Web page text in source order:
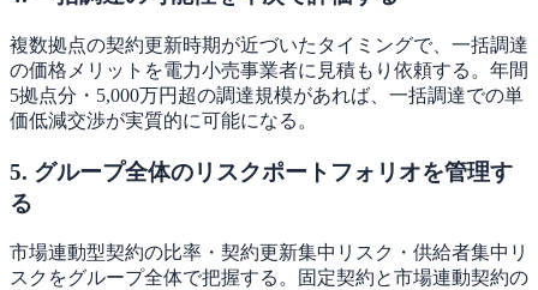
複数拠点の契約更新時期が近づいたタイミングで、一括調達
の価格メリットを電力小売事業者に見積もり依頼する。年間
5拠点分・5,000万円超の調達規模があれば、一括調達での単
価低減交渉が実質的に可能になる。
5. グループ全体のリスクポートフォリオを管理す
る
市場連動型契約の比率・契約更新集中リスク・供給者集中リ
スクをグループ全体で把握する。固定契約と市場連動契約の